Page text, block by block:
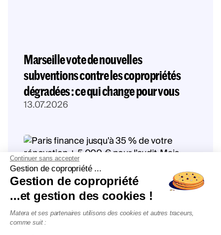
Marseille vote de nouvelles
subventions contre les copropriétés
dégradées : ce qui change pour vous
13.07.2026
Continuer sans accepter
Gestion de copropriété ...
Gestion de copropriété
...et gestion des cookies !
Matera et ses partenaires utilisons des cookies et autres traceurs,
comme suit :